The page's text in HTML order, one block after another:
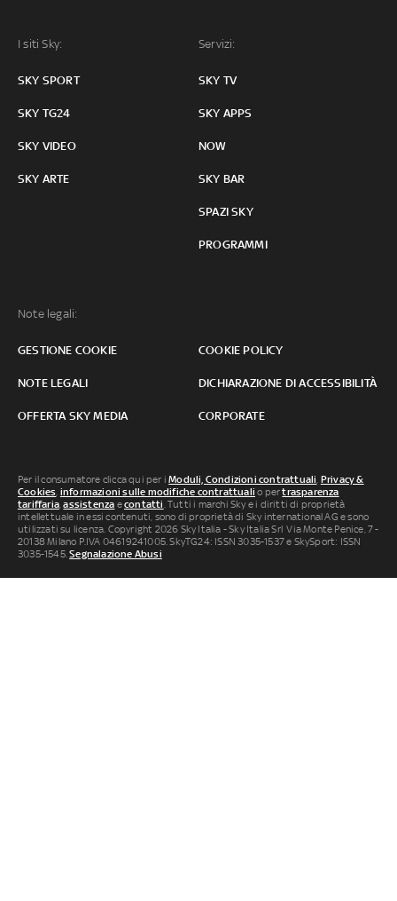
I siti Sky:
SKY SPORT
SKY TG24
SKY VIDEO
SKY ARTE
Servizi:
SKY TV
SKY APPS
NOW
SKY BAR
SPAZI SKY
PROGRAMMI
Note legali:
GESTIONE COOKIE COOKIE POLICY
NOTE LEGALI DICHIARAZIONE DI ACCESSIBILITÀ
OFFERTA SKY MEDIA CORPORATE
Per il consumatore clicca qui per iModuli, Condizioni contrattuali, Privacy &
Cookies, informazioni sulle modifiche contrattuali o pertrasparenza
tariffaria,assistenza econtatti. Tutti i marchi Sky e i diritti di proprietà
intellettuale in essi contenuti, sono di proprietà di Sky international AG e sono
utilizzati su licenza. Copyright 2026 Sky Italia - Sky Italia Srl Via Monte Penice, 7 -
20138 Milano P.IVA 04619241005. SkyTG24: ISSN 3035-1537 e SkySport: ISSN
3035-1545.Segnalazione Abusi